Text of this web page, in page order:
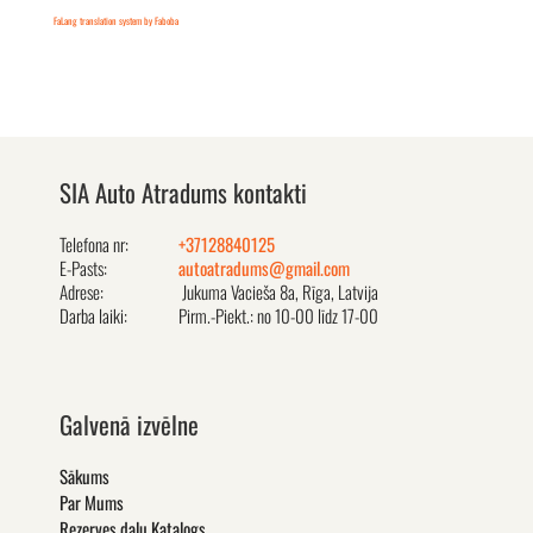
FaLang translation system by Faboba
SIA Auto Atradums kontakti
Telefona nr:
+37128840125
E-Pasts:
autoatradums@gmail.com
Adrese:
Jukuma Vacieša 8a, Rīga, Latvija
Darba laiki:
Pirm.-Piekt.: no 10-00 līdz 17-00
Galvenā izvēlne
Sākums
Par Mums